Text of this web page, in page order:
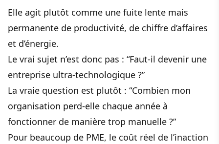
Elle agit plutôt comme une fuite lente mais
permanente de productivité, de chiffre d’affaires
et d’énergie.
Le vrai sujet n’est donc pas : “Faut-il devenir une
entreprise ultra-technologique ?”
La vraie question est plutôt : “Combien mon
organisation perd-elle chaque année à
fonctionner de manière trop manuelle ?”
Pour beaucoup de PME, le coût réel de l’inaction